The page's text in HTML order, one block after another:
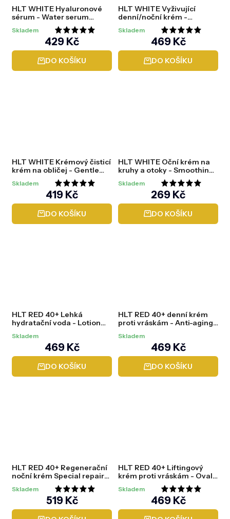
HLT WHITE Hyaluronové
sérum - Water serum
LOCK-IN-MOIST, 30 ml
Průměrné
hodnocení
produktu
Skladem
429 Kč
DO KOŠÍKU
HLT WHITE Vyživující
denní/noční krém -
Absolute Smoothing
Moisturizing cream, 50 ml
Průměrné
hodnocení
produktu
Skladem
469 Kč
DO KOŠÍKU
HLT WHITE Krémový čisticí
krém na obličej - Gentle
Hydrating Cleanser ALL-
IN-ONE, 150 mlPrůměrné
hodnocení
produktu
Skladem
419 Kč
DO KOŠÍKU
HLT WHITE Oční krém na
kruhy a otoky - Smoothing
anti-fatique eye cream, 15
ml
Průměrné
hodnocení
produktu
Skladem
269 Kč
DO KOŠÍKU
HLT RED 40+ Lehká
hydratační voda - Lotion
HYDRATOR, 150 ml
Skladem
469 Kč
DO KOŠÍKU
HLT RED 40+ denní krém
proti vráskám - Anti-aging
Skladem
469 Kč
DO KOŠÍKU
HLT RED 40+ Regenerační
noční krém Special repair
treatment, 50 ml
Průměrné
hodnocení
Skladem
519 Kč
HLT RED 40+ Liftingový
krém proti vráskám - Oval
V-Lift Hydro Cream, 50 ml
Průměrné
hodnocení
Skladem
469 Kč